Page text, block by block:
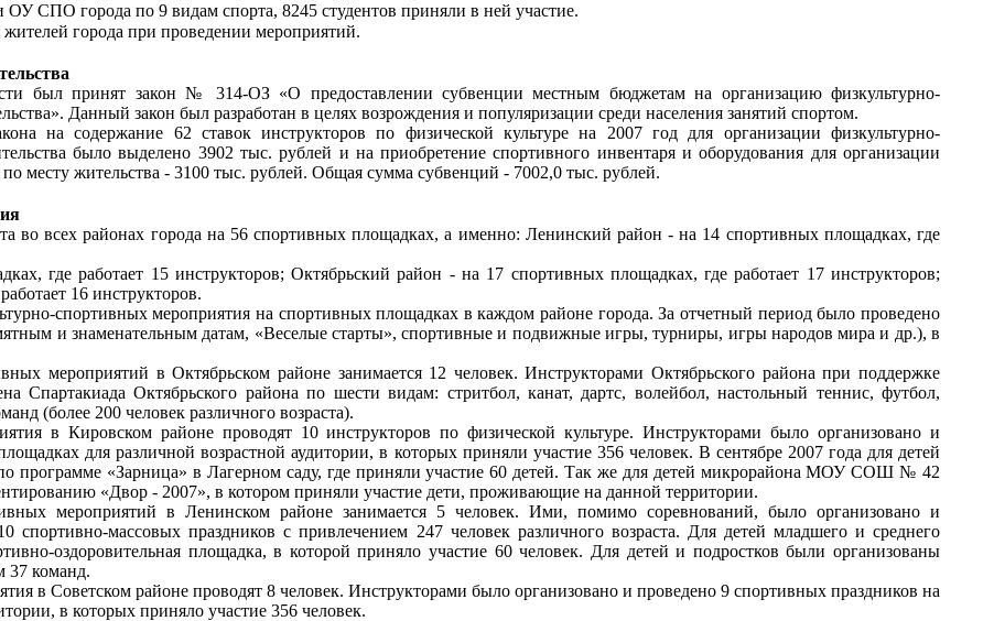
ОУ СПО города по 9 видам спорта, 8245 студентов приняли в ней участие.
города при проведении мероприятий.
был принят закон № 314-ОЗ «О предоставлении субвенции местным бюджетам на организацию физкультурно-
Данный закон был разработан в целях возрождения и популяризации среди населения занятий спортом.
на содержание 62 ставок инструкторов по физической культуре на 2007 год для организации физкультурно-
было выделено 3902 тыс. рублей и на приобретение спортивного инвентаря и оборудования для организации
месту жительства - 3100 тыс. рублей. Общая сумма субвенций - 7002,0 тыс. рублей.
во всех районах города на 56 спортивных площадках, а именно: Ленинский район - на 14 спортивных площадках, где
где работает 15 инструкторов; Октябрьский район - на 17 спортивных площадках, где работает 17 инструкторов;
16 инструкторов.
спортивных мероприятия на спортивных площадках в каждом районе города. За отчетный период было проведено
и знаменательным датам, «Веселые старты», спортивные и подвижные игры, турниры, игры народов мира и др.), в
мероприятий в Октябрьском районе занимается 12 человек. Инструкторами Октябрьского района при поддержке
Спартакиада Октябрьского района по шести видам: стритбол, канат, дартс, волейбол, настольный теннис, футбол,
(более 200 человек различного возраста).
в Кировском районе проводят 10 инструкторов по физической культуре. Инструкторами было организовано и
для различной возрастной аудитории, в которых приняли участие 356 человек. В сентябре 2007 года для детей
программе «Зарница» в Лагерном саду, где приняли участие 60 детей. Так же для детей микрорайона МОУ СОШ № 42
«Двор - 2007», в котором приняли участие дети, проживающие на данной территории.
мероприятий в Ленинском районе занимается 5 человек. Ими, помимо соревнований, было организовано и
спортивно-массовых праздников с привлечением 247 человек различного возраста. Для детей младшего и среднего
оздоровительная площадка, в которой приняло участие 60 человек. Для детей и подростков были организованы
37 команд.
в Советском районе проводят 8 человек. Инструкторами было организовано и проведено 9 спортивных праздников на
в которых приняло участие 356 человек.